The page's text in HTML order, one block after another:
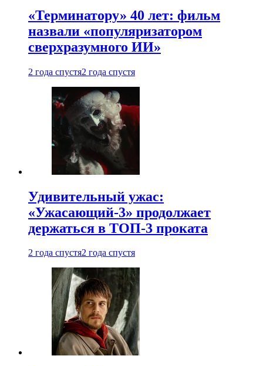
«Терминатору» 40 лет: фильм
назвали «популяризатором
сверхразумного ИИ»
2 года спустя2 года спустя
Удивительный ужас:
«Ужасающий-3» продолжает
держаться в ТОП-3 проката
2 года спустя2 года спустя